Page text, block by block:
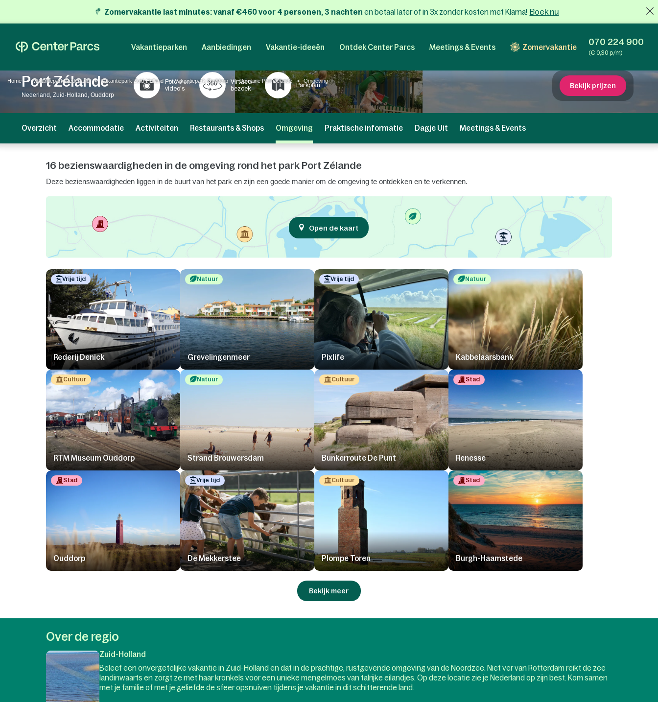
Zomervakantie last minutes:vanaf €460 voor 4 personen, 3 nachten en betaal later of in 3x zonder kosten met Klarna! Boek nu
Vakantieparken Aanbiedingen Vakantie-ideeën Ontdek Center Parcs Meetings & Events Zomervakantie 070 224 900
(€ 0,30 p/m)
Home Vakantiepark Nederland Vakantiepark Zuid-Holland Vakantiepark Ouddorp Domaine Port Zélande Omgeving
Port Zélande
Nederland, Zuid-Holland, Ouddorp
Foto's en
video's
Virtueel
bezoek
Parkplan Bekijk prijzen
Overzicht Accommodatie Activiteiten Restaurants & Shops Omgeving Praktische informatie Dagje Uit Meetings & Events
16 bezienswaardigheden in de omgeving rond het park Port Zélande
Deze bezienswaardigheden liggen in de buurt van het park en zijn een goede manier om de omgeving te ontdekken en te verkennen.
Open de kaart
Vrije tijd
Rederij Denick
Natuur
Grevelingenmeer
Vrije tijd
Pixlife
Natuur
Kabbelaarsbank
Cultuur
RTM Museum Ouddorp
Natuur
Strand Brouwersdam
Cultuur
Bunkerroute De Punt
Stad
Renesse
Stad
Ouddorp
Vrije tijd
De Mekkerstee
Cultuur
Plompe Toren
Stad
Burgh-Haamstede
Bekijk meer
Over de regio
Zuid-Holland
Beleef een onvergetelijke vakantie in Zuid-Holland en dat in de prachtige, rustgevende omgeving van de Noordzee. Niet ver van Rotterdam reikt de zee
landinwaarts en zorgt ze met haar kronkels voor een unieke mengelmoes van talrijke eilandjes. Op deze locatie zie je Nederland op zijn best. Kom samen
met je familie of met je geliefde de sfeer opsnuiven tijdens je vakantie in dit schitterende land.